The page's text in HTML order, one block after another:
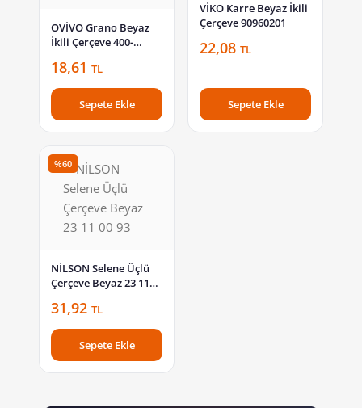
OVİVO Grano Beyaz
İkili Çerçeve 400-
18,61 TL
Sepete Ekle
VİKO Karre Beyaz İkili
Çerçeve 90960201
22,08 TL
Sepete Ekle
%60
NİLSON Selene Üçlü
Çerçeve Beyaz 23 11
31,92 TL
Sepete Ekle